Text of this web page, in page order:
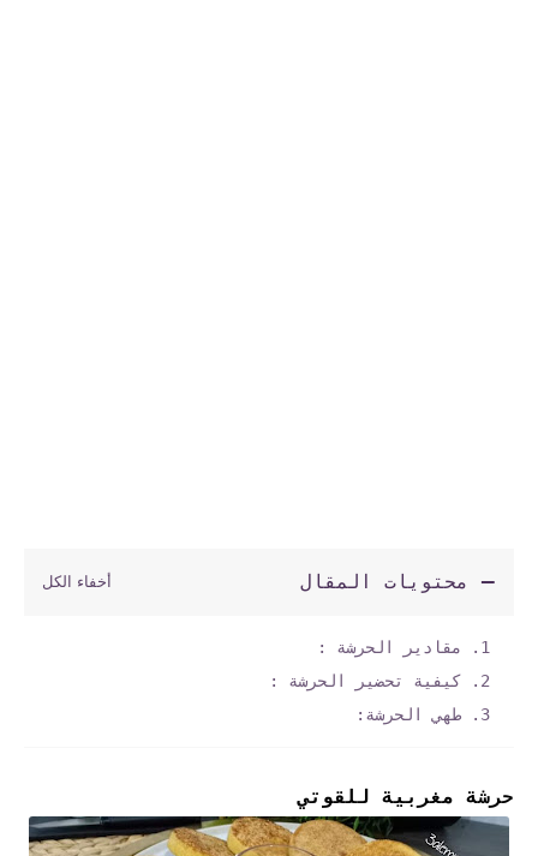
محتويات المقال
مقادير الحرشة :
كيفية تحضير الحرشة :
طهي الحرشة:
حرشة مغربية للقوتي